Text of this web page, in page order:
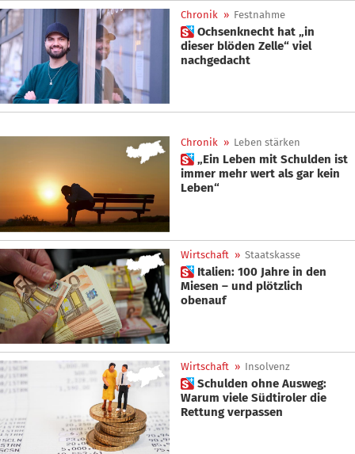
Chronik » Festnahme
 Ochsenknecht hat „in
dieser blöden Zelle“ viel
nachgedacht
Chronik » Leben stärken
 „Ein Leben mit Schulden ist
immer mehr wert als gar kein
Leben“
Wirtschaft » Staatskasse
 Italien: 100 Jahre in den
Miesen – und plötzlich
obenauf
Wirtschaft » Insolvenz
 Schulden ohne Ausweg:
Warum viele Südtiroler die
Rettung verpassen